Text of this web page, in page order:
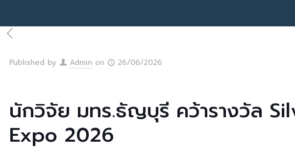
Published by Admin on 26/06/2026
นักวิจัย มทร.ธัญบุรี คว้ารางวัล
Expo 2026